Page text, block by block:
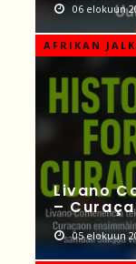
06 elokuun
AFRIKAN
Livano
–
05 elokuun